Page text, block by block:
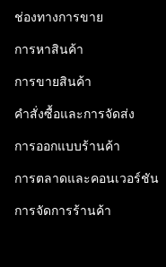
ช่องทางการขาย
การหาสินค้า
การขายสินค้า
คำสั่งซื้อและการจัดส่ง
การออกแบบร้านค้า
การตลาดและคอนเวอร์ชัน
การจัดการร้านค้า